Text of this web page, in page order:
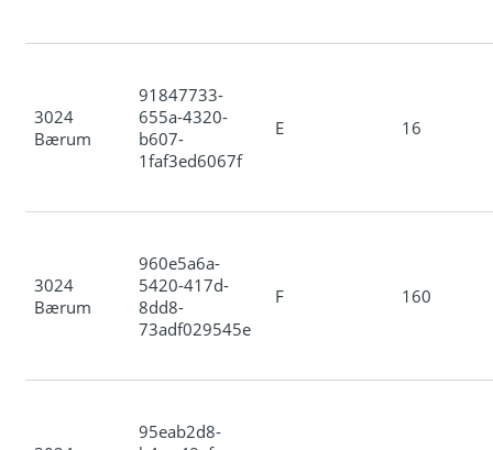
3024
Bærum
91847733-
655a-4320-
b607-
1faf3ed6067f
E 16
3024
Bærum
960e5a6a-
5420-417d-
8dd8-
73adf029545e
F 160
95eab2d8-